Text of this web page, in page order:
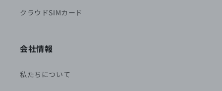
クラウドSIMカード
会社情報
私たちについて